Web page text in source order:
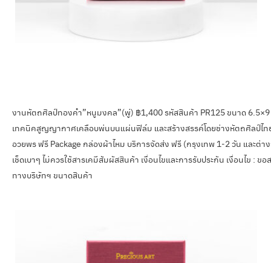
งานหัตถศิลป์ทองคำ”หนูมงคล”(พู่) ฿1,400 รหัสสินค้า PR125 ขนาด
เทคนิคสูญญากาศเคลือบพ่นบนแผ่นฟิล์ม และสร้างสรรค์โดยช่างหัตถศิลป์ไ
อวยพร ฟรี Package กล่องผ้าไหม บริการจัดส่ง ฟรี (กรุงเทพ 1-2 วัน และต่
เช็ดเบาๆ ไม่ควรใช้สารเคมีสัมผัสสินค้า เงื่อนไขและการรับประกัน เงื่อนไข
ทางบริษัทฯ ขนาดสินค้า